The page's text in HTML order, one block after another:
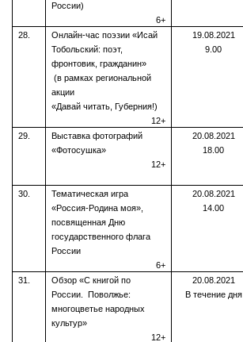
России)
6+
28.
Онлайн-час поэзии «Исай
Тобольский: поэт,
фронтовик, гражданин»
(в рамках региональной
акции
«Давай читать, Губерния!)
12+
19.08.2021
9.00
29.
Выставка фотографий
«Фотосушка»
12+
20.08.2021
18.00
30.
Тематическая игра
«Россия-Родина моя»,
посвященная Дню
государственного флага
России
6+
20.08.2021
14.00
31.
Обзор «С книгой по
России. Поволжье:
многоцветье народных
культур»
12+
20.08.2021
В течение дня